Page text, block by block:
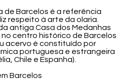
de Barcelos é a referência
respeito à arte da olaria.
antiga Casa dos Medanhas
no centro histórico de Barcelos
acervo é constituído por
portuguesa e estrangeira
Chile e Espanha).
Barcelos